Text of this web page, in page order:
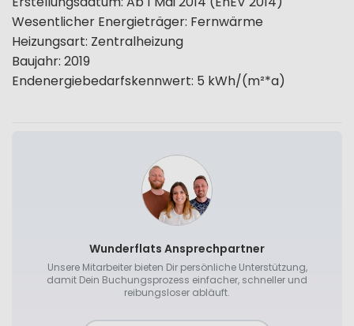
Wesentlicher Energieträger: Fernwärme
Heizungsart: Zentralheizung
Baujahr: 2019
Endenergiebedarfskennwert: 5 kWh/(m²*a)
Wunderflats Ansprechpartner
Unsere Mitarbeiter bieten Dir persönliche Unterstützung,
damit Dein Buchungsprozess einfacher, schneller und
reibungsloser abläuft.